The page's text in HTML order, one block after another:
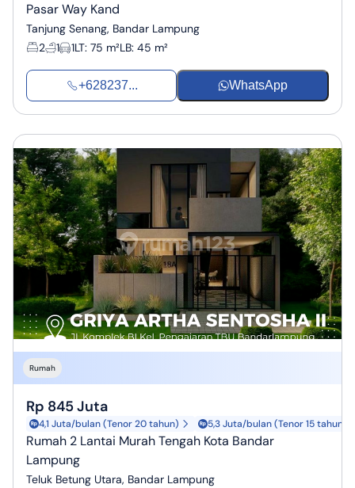
Pasar Way Kand
Tanjung Senang, Bandar Lampung
2
1 1LT: 75 m²LB: 45 m²
+628237... WhatsApp
Rumah
Rp 845 Juta
4,1 Juta/bulan (Tenor 20 tahun) 5,3 Juta/bulan (Tenor 15 tahun)
Rumah 2 Lantai Murah Tengah Kota Bandar
Lampung
Teluk Betung Utara, Bandar Lampung